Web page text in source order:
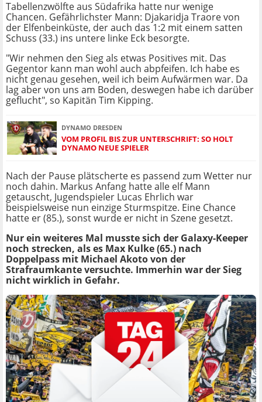
Tabellenzwölfte aus Südafrika hatte nur wenige
Chancen. Gefährlichster Mann: Djakaridja Traore von
der Elfenbeinküste, der auch das 1:2 mit einem satten
Schuss (33.) ins untere linke Eck besorgte.
"Wir nehmen den Sieg als etwas Positives mit. Das
Gegentor kann man wohl auch abpfeifen. Ich habe es
nicht genau gesehen, weil ich beim Aufwärmen war. Da
lag aber von uns am Boden, deswegen habe ich darüber
geflucht", so Kapitän Tim Kipping.
DYNAMO DRESDEN
VOM PROFIL BIS ZUR UNTERSCHRIFT: SO HOLT
DYNAMO NEUE SPIELER
Nach der Pause plätscherte es passend zum Wetter nur
noch dahin. Markus Anfang hatte alle elf Mann
getauscht, Jugendspieler Lucas Ehrlich war
beispielsweise nun einzige Sturmspitze. Eine Chance
hatte er (85.), sonst wurde er nicht in Szene gesetzt.
Nur ein weiteres Mal musste sich der Galaxy-Keeper
noch strecken, als es Max Kulke (65.) nach
Doppelpass mit Michael Akoto von der
Strafraumkante versuchte. Immerhin war der Sieg
nicht wirklich in Gefahr.